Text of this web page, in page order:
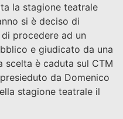
la stagione teatrale
si è deciso di
procedere ad un
e giudicato da una
scelta è caduta sul CTM
da Domenico
stagione teatrale il